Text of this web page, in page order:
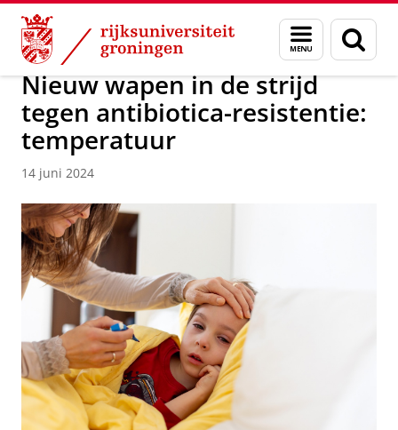
Skip
Content
Skip
Navigation
Menu
en
zoeken
Over ons Faculty of Science and Engineering Nieuws
Nieuw wapen in de strijd
tegen antibiotica-resistentie:
temperatuur
14 juni 2024